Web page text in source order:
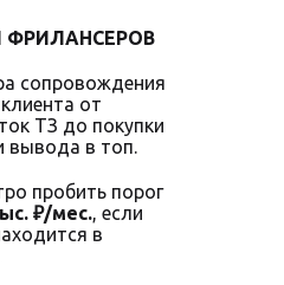
ФРИЛАНСЕРОВ
сопровождения
от
ТЗ до покупки
вывода в топ.
пробить порог
₽/мес., если
в